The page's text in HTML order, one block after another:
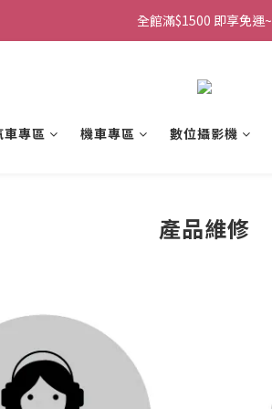
全館滿$1500 即享免運~
車專區 機車專區 數位攝影機
產品維修